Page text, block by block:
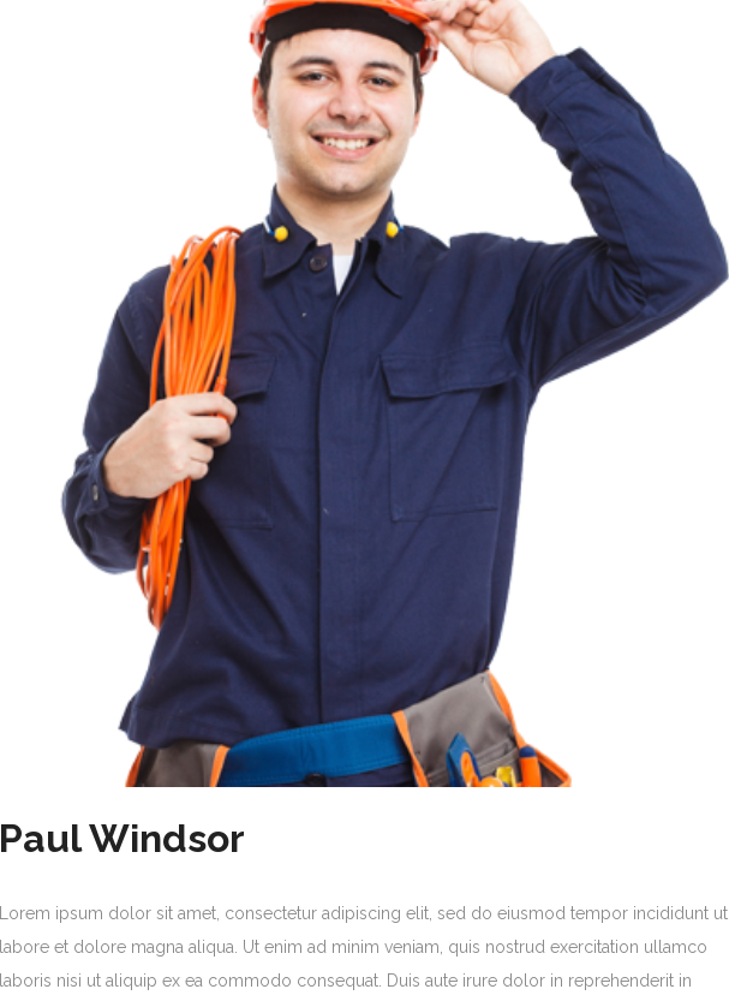
Paul Windsor
Lorem ipsum dolor sit amet, consectetur adipiscing elit, sed do eiusmod tempor incididunt ut
labore et dolore magna aliqua. Ut enim ad minim veniam, quis nostrud exercitation ullamco
laboris nisi ut aliquip ex ea commodo consequat. Duis aute irure dolor in reprehenderit in